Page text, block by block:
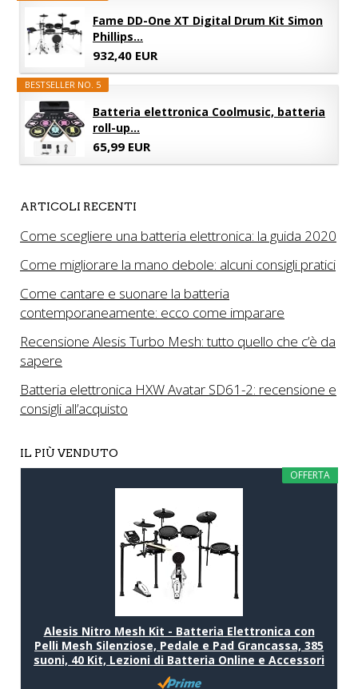
Fame DD-One XT Digital Drum Kit Simon
Phillips...
932,40 EUR
BESTSELLER NO. 5
Batteria elettronica Coolmusic, batteria
roll-up...
65,99 EUR
ARTICOLI RECENTI
Come scegliere una batteria elettronica: la guida 2020
Come migliorare la mano debole: alcuni consigli pratici
Come cantare e suonare la batteria
contemporaneamente: ecco come imparare
Recensione Alesis Turbo Mesh: tutto quello che c’è da
sapere
Batteria elettronica HXW Avatar SD61-2: recensione e
consigli all’acquisto
IL PIÙ VENDUTO
OFFERTA
Alesis Nitro Mesh Kit - Batteria Elettronica con
Pelli Mesh Silenziose, Pedale e Pad Grancassa, 385
suoni, 40 Kit, Lezioni di Batteria Online e Accessori